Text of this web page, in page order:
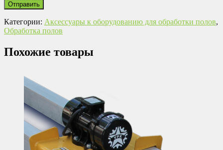
Категории: Аксессуары к оборудованию для обработки полов,
Обработка полов
Похожие товары